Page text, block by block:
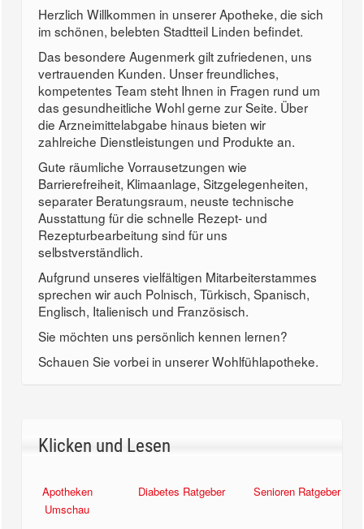
Herzlich Willkommen in unserer Apotheke, die sich
im schönen, belebten Stadtteil Linden befindet.
Das besondere Augenmerk gilt zufriedenen, uns
vertrauenden Kunden. Unser freundliches,
kompetentes Team steht Ihnen in Fragen rund um
das gesundheitliche Wohl gerne zur Seite. Über
die Arzneimittelabgabe hinaus bieten wir
zahlreiche Dienstleistungen und Produkte an.
Gute räumliche Vorrausetzungen wie
Barrierefreiheit, Klimaanlage, Sitzgelegenheiten,
separater Beratungsraum, neuste technische
Ausstattung für die schnelle Rezept- und
Rezepturbearbeitung sind für uns
selbstverständlich.
Aufgrund unseres vielfältigen Mitarbeiterstammes
sprechen wir auch Polnisch, Türkisch, Spanisch,
Englisch, Italienisch und Französisch.
Sie möchten uns persönlich kennen lernen?
Schauen Sie vorbei in unserer Wohlfühlapotheke.
Klicken und Lesen
Apotheken
Umschau
Diabetes Ratgeber Senioren Ratgeber